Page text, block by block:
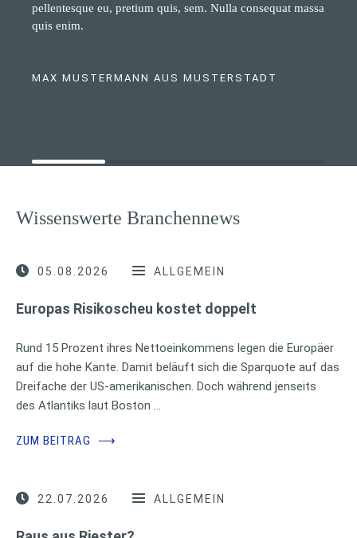
pellentesque eu, pretium quis, sem. Nulla consequat massa
quis enim.
MAX MUSTERMANN AUS MUSTERSTADT
Wissenswerte Branchennews
05.08.2026 ALLGEMEIN
Europas Risikoscheu kostet doppelt
Rund 15 Prozent ihres Nettoeinkommens legen die Europäer
auf die hohe Kante. Damit beläuft sich die Sparquote auf das
Dreifache der US-amerikanischen. Doch während jenseits
des Atlantiks laut Boston …
ZUM BEITRAG ⟶
22.07.2026 ALLGEMEIN